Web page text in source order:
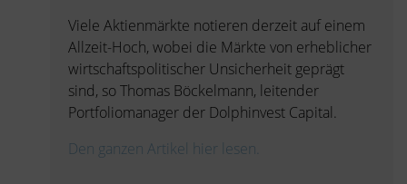
Viele Aktienmärkte notieren derzeit auf einem
Allzeit-Hoch, wobei die Märkte von erheblicher
wirtschaftspolitischer Unsicherheit geprägt
sind, so Thomas Böckelmann, leitender
Portfoliomanager der Dolphinvest Capital.
Den ganzen Artikel hier lesen.